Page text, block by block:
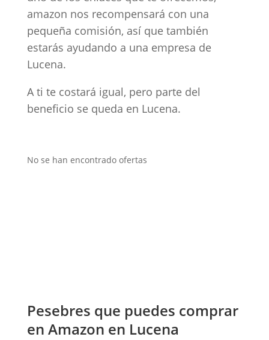
amazon nos recompensará con una
pequeña comisión, así que también
estarás ayudando a una empresa de
Lucena.
A ti te costará igual, pero parte del
beneficio se queda en Lucena.
No se han encontrado ofertas
Pesebres que puedes comprar
en Amazon en Lucena